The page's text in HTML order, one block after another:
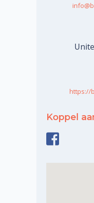
https://
Koppel